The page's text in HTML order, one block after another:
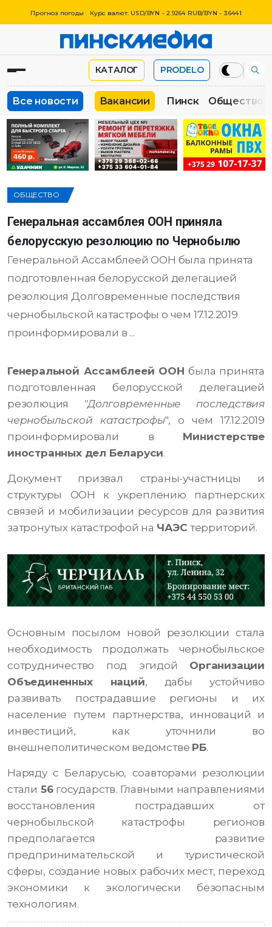
Прогноз погоды Курс валют: USD/BYN - 2.9264 RUB/BYN - 3.6441
КАТАЛОГ PRODELO
Все новости Вакансии Пинск Общество
ОБЩЕСТВО
Генеральная ассамблея ООН приняла
белорусскую резолюцию по Чернобылю
Генеральной Ассамблеей ООН была принята
подготовленная белорусской делегацией
резолюция Долговременные последствия
чернобыльской катастрофы о чем 17.12.2019
проинформировали в ...
Генеральной Ассамблеей ООН была принята
подготовленная белорусской делегацией
резолюция "Долговременные последствия
чернобыльской катастрофы", о чем 17.12.2019
проинформировали в Министерстве
иностранных дел Беларуси.
Документ призвал страны-участницы и
структуры ООН к укреплению партнерских
связей и мобилизации ресурсов для развития
затронутых катастрофой на ЧАЭС территорий.
Основным посылом новой резолюции стала
необходимость продолжать чернобыльское
сотрудничество под эгидой Организации
Объединенных наций, дабы устойчиво
развивать пострадавшие регионы и их
население путем партнерства, инноваций и
инвестиций, как уточнили во
внешнеполитическом ведомстве РБ.
Наряду с Беларусью, соавторами резолюции
стали 56государств. Главными направлениями
восстановления пострадавших от
чернобыльской катастрофы регионов
предполагается развитие
предпринимательской и туристической
сферы, создание новых рабочих мест, переход
экономики к экологически безопасным
технологиям.